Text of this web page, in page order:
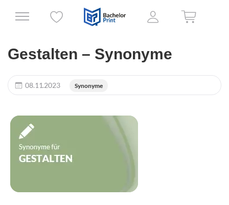
Gestalten – Synonyme
08.11.2023 Synonyme